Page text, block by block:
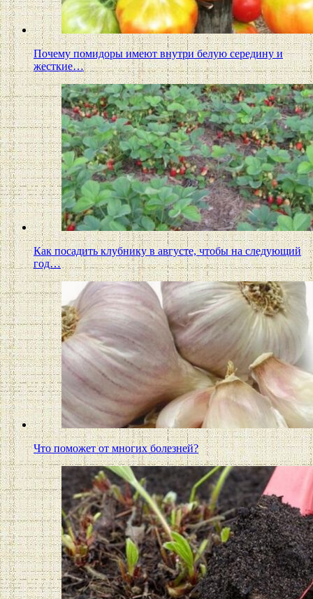
Почему помидоры имеют внутри белую середину и
жесткие…
Как посадить клубнику в августе, чтобы на следующий
год…
Что поможет от многих болезней?